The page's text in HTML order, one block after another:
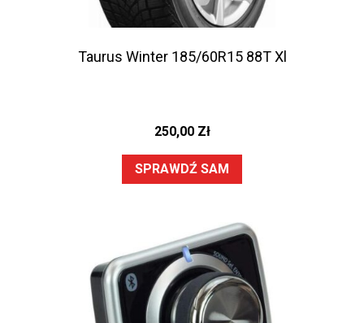
Taurus Winter 185/60R15 88T Xl
250,00 Zł
SPRAWDŹ SAM